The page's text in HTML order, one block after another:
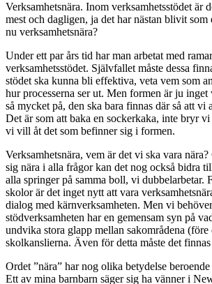
Verksamhetsnära. Inom verksamhetsstödet är
mest och dagligen, ja det har nästan blivit som
nu verksamhetsnära?
Under ett par års tid har man arbetat med
verksamhetsstödet. Självfallet måste dessa
stödet ska kunna bli effektiva, veta vem som
hur processerna ser ut. Men formen är ju inget
så mycket på, den ska bara finnas där så att vi
Det är som att baka en sockerkaka, inte bryr
vi vill åt det som befinner sig i formen.
Verksamhetsnära, vem är det vi ska vara
sig nära i alla frågor kan det nog också bidra
alla springer på samma boll, vi dubbelarbetar.
skolor är det inget nytt att vara
dialog med kärnverksamheten. Men vi
stödverksamheten har en gemensam syn på
undvika stora glapp mellan sakområdena
skolkanslierna. Även för detta måste det
Ordet ”nära” har nog olika betydelse
Ett av mina barnbarn säger sig ha vänner i